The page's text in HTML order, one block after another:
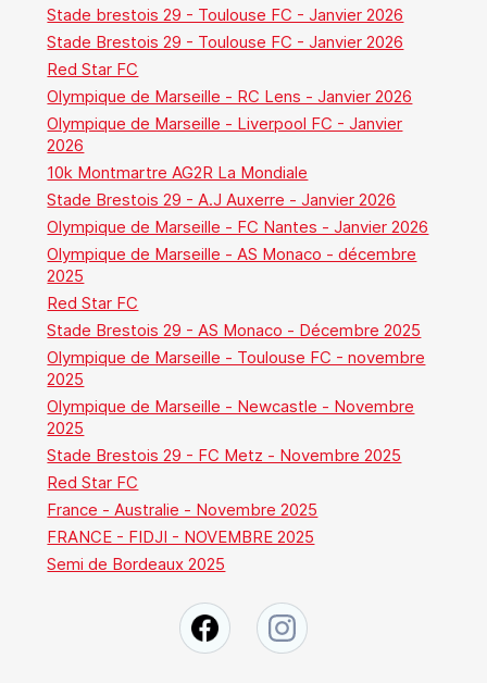
Stade brestois 29 - Toulouse FC - Janvier 2026
Stade Brestois 29 - Toulouse FC - Janvier 2026
Red Star FC
Olympique de Marseille - RC Lens - Janvier 2026
Olympique de Marseille - Liverpool FC - Janvier
2026
10k Montmartre AG2R La Mondiale
Stade Brestois 29 - A.J Auxerre - Janvier 2026
Olympique de Marseille - FC Nantes - Janvier 2026
Olympique de Marseille - AS Monaco - décembre
2025
Red Star FC
Stade Brestois 29 - AS Monaco - Décembre 2025
Olympique de Marseille - Toulouse FC - novembre
2025
Olympique de Marseille - Newcastle - Novembre
2025
Stade Brestois 29 - FC Metz - Novembre 2025
Red Star FC
France - Australie - Novembre 2025
FRANCE - FIDJI - NOVEMBRE 2025
Semi de Bordeaux 2025